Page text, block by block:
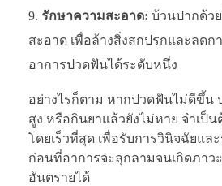
รักษาความสะอาด: บ้วนปากด้ว
สะอาด เพื่อล้างสิ่งสกปรกและลดก
อาการปวดฟันได้ระดับหนึ่ง
อย่างไรก็ตาม หากปวดฟันไม่ดีขึ้น
สูง หรือกินยาแล้วยังไม่หาย จำเป็
โดยเร็วที่สุด เพื่อรับการวินิจฉัยแล
ก่อนที่อาการจะลุกลามจนเกิดภา
อันตรายได้